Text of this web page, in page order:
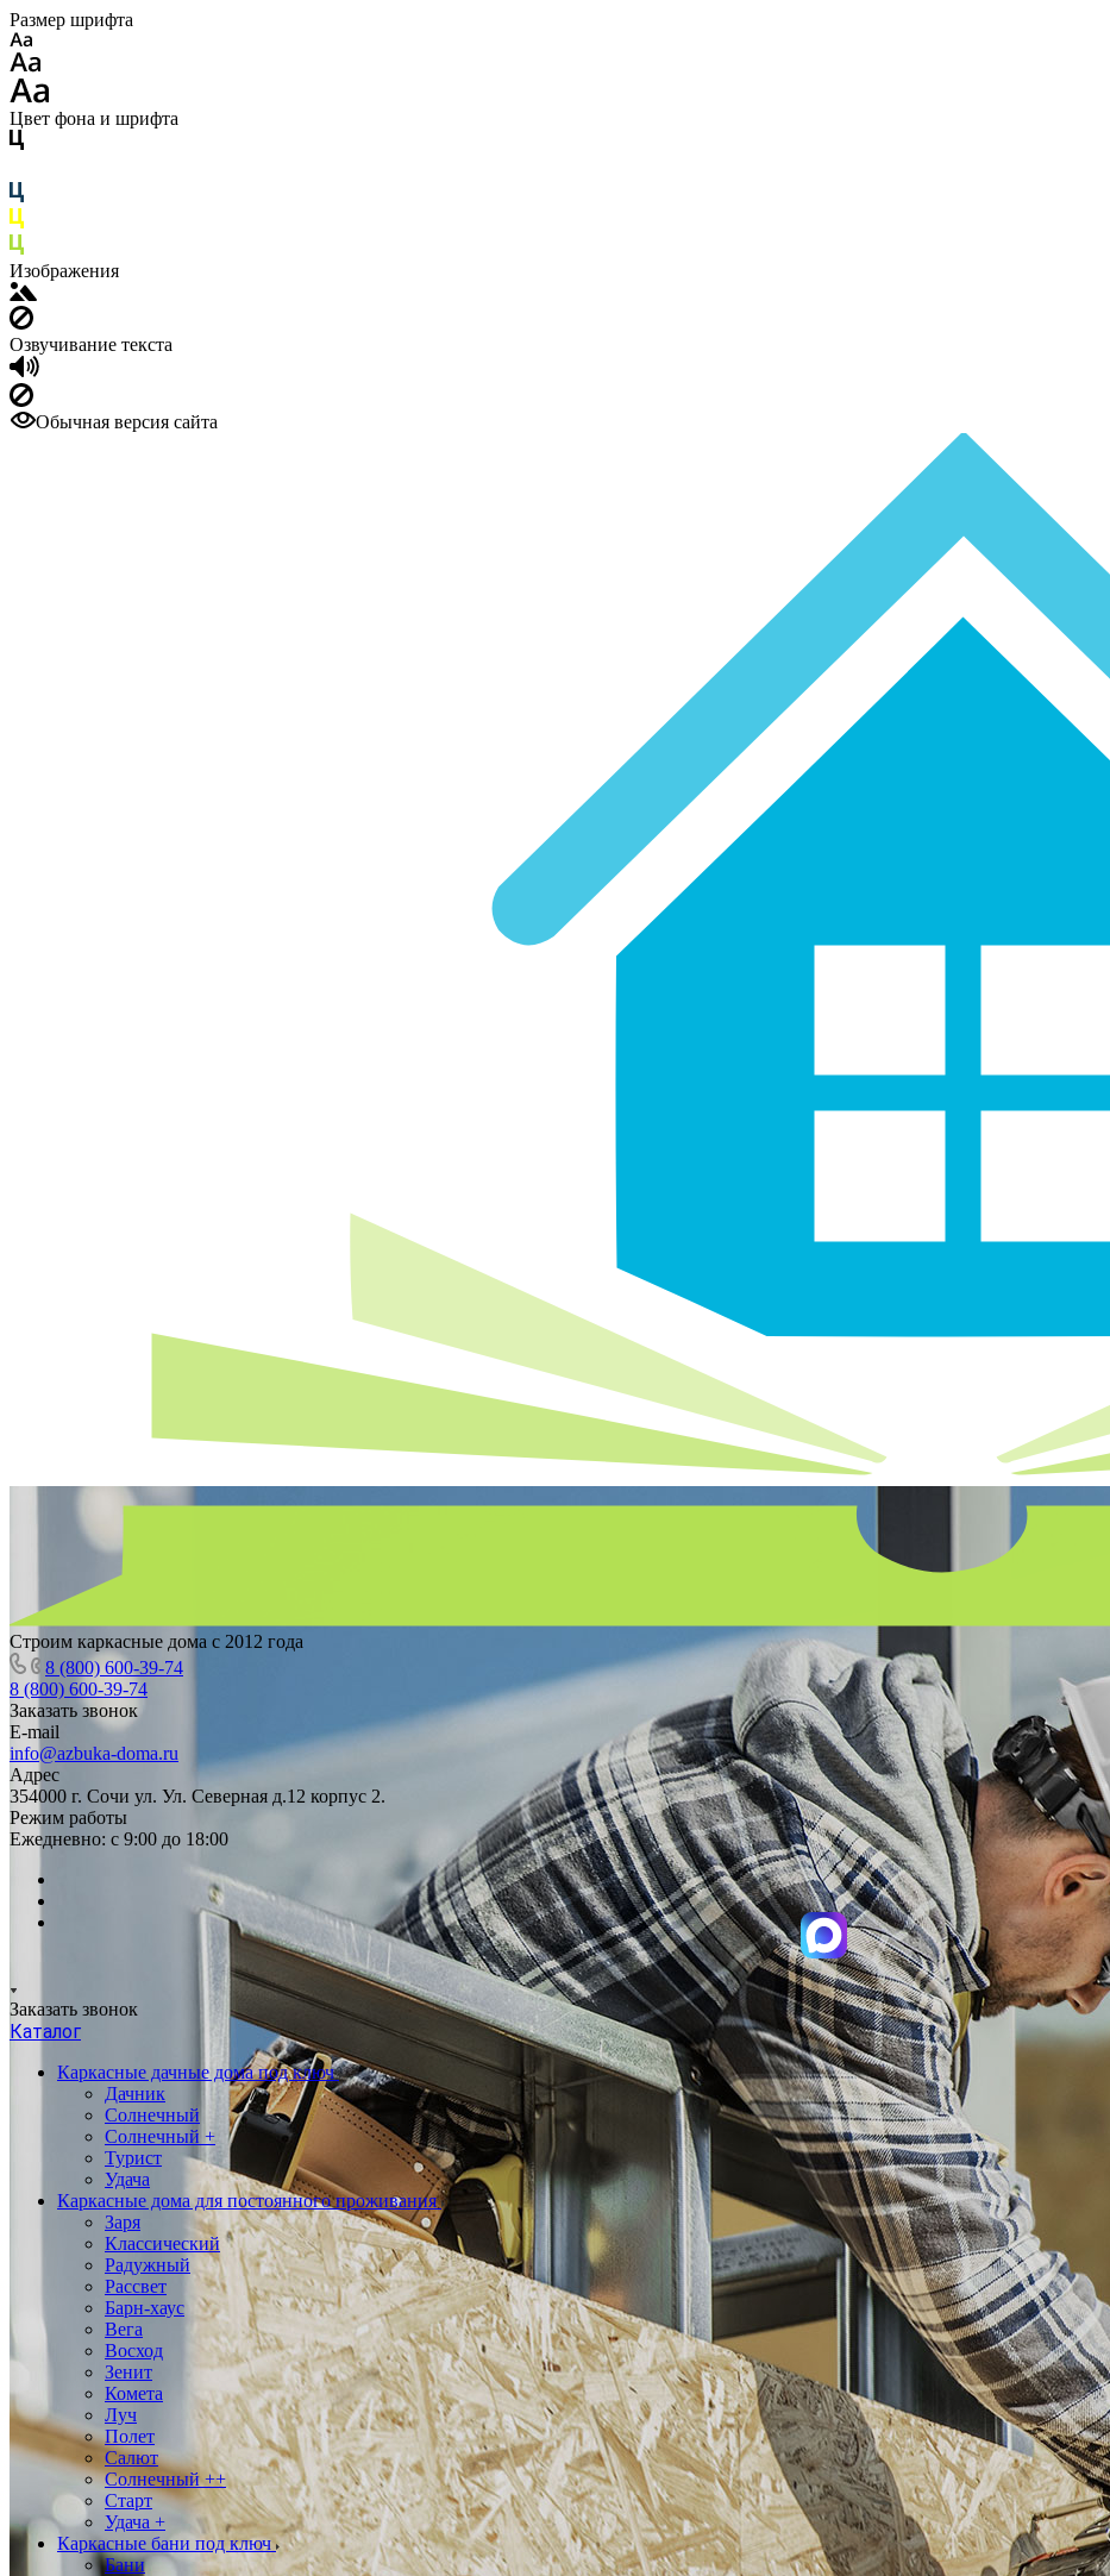
Размер шрифта
Цвет фона и шрифта
Изображения
Озвучивание текста
Обычная версия сайта
Строим каркасные дома с 2012 года
8 (800) 600-39-74
8 (800) 600-39-74
Заказать звонок
E-mail
info@azbuka-doma.ru
Адрес
354000 г. Сочи ул. Ул. Северная д.12 корпус 2.
Режим работы
Ежедневно: с 9:00 до 18:00
Заказать звонок
Каталог
Каркасные дачные дома под ключ
Дачник
Солнечный
Солнечный +
Турист
Удача
Каркасные дома для постоянного проживания
Заря
Классический
Радужный
Рассвет
Барн-хаус
Вега
Восход
Зенит
Комета
Луч
Полет
Салют
Солнечный ++
Старт
Удача +
Каркасные бани под ключ
Бани